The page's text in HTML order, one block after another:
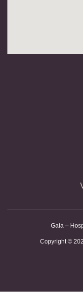
Gaia –
Copyright ©